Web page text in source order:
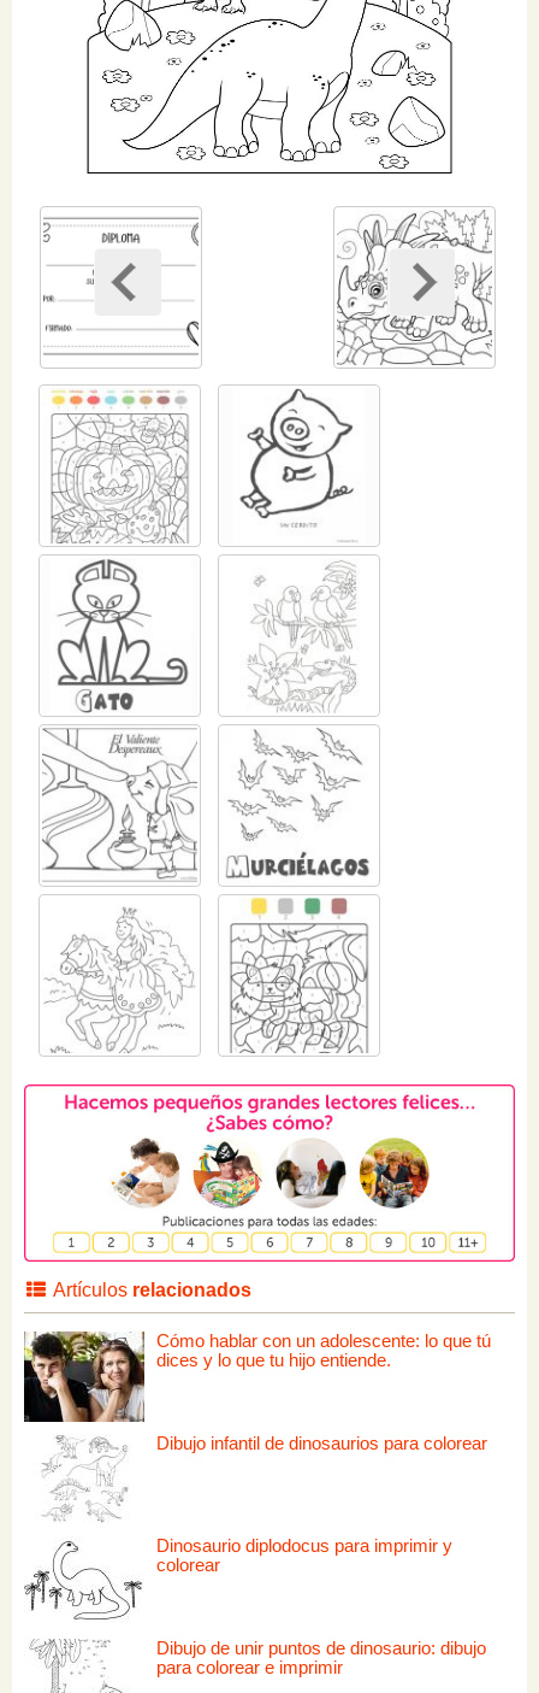
Artículos relacionados
Cómo hablar con un adolescente: lo que tú
dices y lo que tu hijo entiende.
Dibujo infantil de dinosaurios para colorear
Dinosaurio diplodocus para imprimir y
colorear
Dibujo de unir puntos de dinosaurio: dibujo
para colorear e imprimir